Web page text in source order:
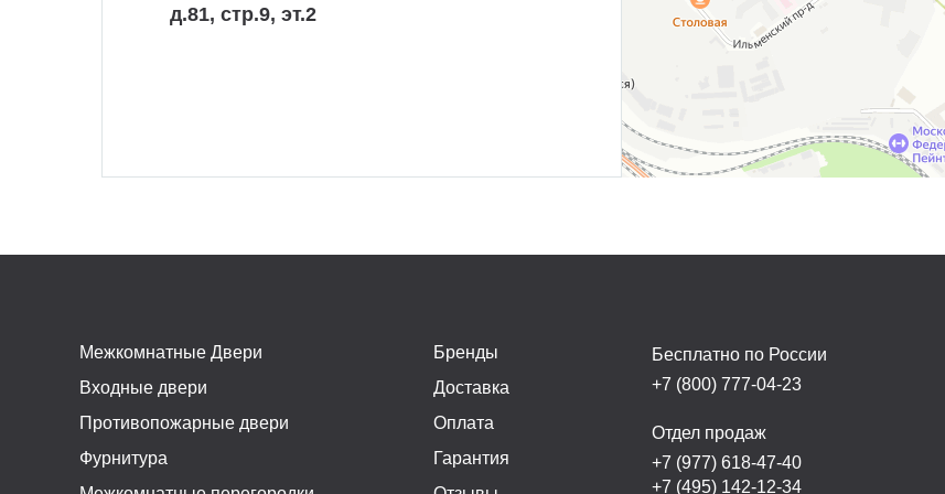
д.81, стр.9, эт.2
Межкомнатные Двери
Входные двери
Противопожарные двери
Фурнитура
Бренды
Доставка
Оплата
Гарантия
Бесплатно по России
+7 (800) 777-04-23
Отдел продаж
+7 (977) 618-47-40
+7 (495) 142-12-34